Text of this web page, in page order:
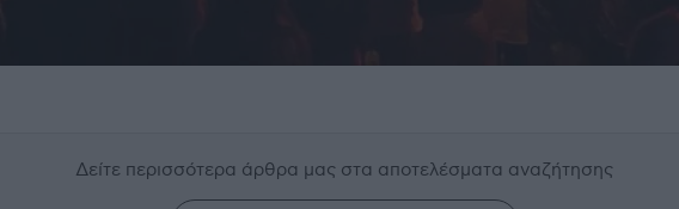
Δείτε περισσότερα άρθρα μας στα αποτελέσματα αναζήτησης